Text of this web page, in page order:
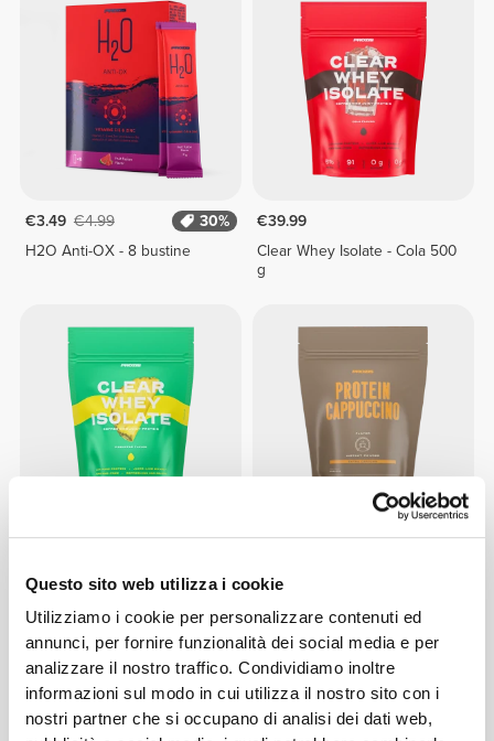
Questo sito web utilizza i cookie
Utilizziamo i cookie per personalizzare contenuti ed
annunci, per fornire funzionalità dei social media e per
analizzare il nostro traffico. Condividiamo inoltre
informazioni sul modo in cui utilizza il nostro sito con i
nostri partner che si occupano di analisi dei dati web,
€3.49 €4.99
30%
H2O Anti-OX - 8 bustine
€39.99
Clear Whey Isolate - Cola 500
g
Clear Whey Isolate - Ananas
500 g
Protein Cappuccino - Extra
Caffeina 400 g